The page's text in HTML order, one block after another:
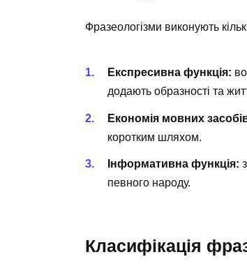
Фразеологізми виконують
Експресивна функція:
додають образності та
Економія мовних
коротким шляхом.
Інформативна функція:
певного народу.
Класифікація